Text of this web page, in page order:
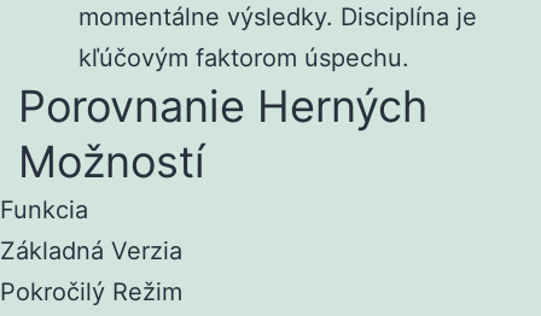
momentálne výsledky. Disciplína je
kľúčovým faktorom úspechu.
Porovnanie Herných
Možností
Funkcia
Základná Verzia
Pokročilý Režim